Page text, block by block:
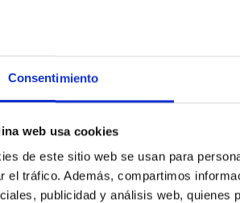
Consentimiento
web usa cookies
de este sitio web se usan para
el tráfico. Además, compartimos
publicidad y análisis web, quienes
with Dense Cores in the
of star formation, we expect to see
instead, however, that the